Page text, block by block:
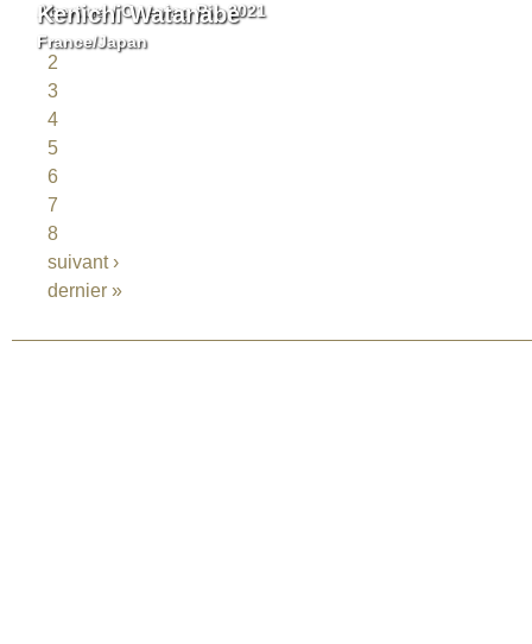
Abertura / Opening Rio 2021
Kenichi Watanabe
France/Japan
1
2
3
4
5
6
7
8
suivant ›
dernier »